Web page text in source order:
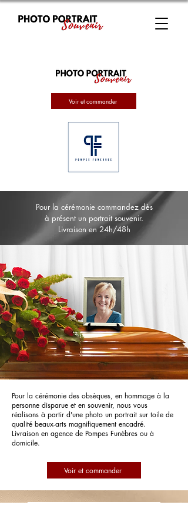
Voir et commander
Pour la cérémonie commandez dès
à présent un portrait souvenir.
Livraison en 24h/48h
Pour la cérémonie des obsèques, en hommage à la
personne disparue et en souvenir, nous vous
réalisons à partir d'une photo un portrait sur toile de
qualité beaux-arts magnifiquement encadré.
Livraison en agence de Pompes Funèbres ou à
domicile.
Voir et commander